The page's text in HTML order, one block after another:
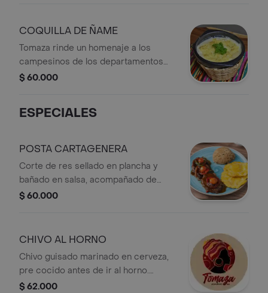
mantequilla y vegetales. (Sabor salado
COQUILLA DE ÑAME
Tomaza rinde un homenaje a los
campesinos de los departamentos
del sur de bolivar, al mezclar un pure
estofada. Con un suave toque de
$ 60.000
ESPECIALES
POSTA CARTAGENERA
Corte de res sellado en plancha y
bañado en salsa, acompañado de
arroz de coco y patacon. Este es un
$ 60.000
CHIVO AL HORNO
Chivo guisado marinado en cerveza,
pre cocido antes de ir al horno.
Acompañado de arroz con coco y
$ 62.000